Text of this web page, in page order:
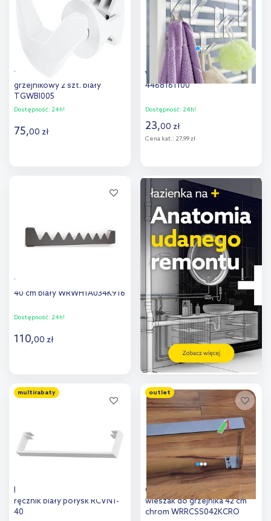
porównania porównania
Terma Handy Vip wieszak
grzejnikowy 2 szt. biały
TGWBI005
Dostępność: 24h!
75,00 zł
Wenko wieszak na ręcznik
4468161100
Dostępność: 24h!
23,00 zł
Cena kat.: 27,99 zł
Dodaj do
porównania
Terma Happy Shark wieszak
40 cm biały WRWH1A034K916
Dostępność: 24h!
110,00 zł
Dodaj do
multirabaty
Instal Projekt reling na
ręcznik biały połysk RCVN1-
40
outlet
Outlet - Terma Case Slim
wieszak do grzejnika 42 cm
chrom WRRCSS042KCRO